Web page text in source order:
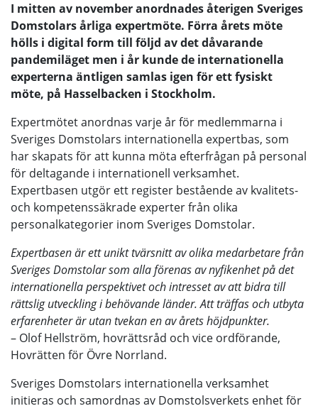
I mitten av november anordnades återigen Sveriges
Domstolars årliga expertmöte. Förra årets möte
hölls i digital form till följd av det dåvarande
pandemiläget men i år kunde de internationella
experterna äntligen samlas igen för ett fysiskt
möte, på Hasselbacken i Stockholm.
Expertmötet anordnas varje år för medlemmarna i
Sveriges Domstolars internationella expertbas, som
har skapats för att kunna möta efterfrågan på personal
för deltagande i internationell verksamhet.
Expertbasen utgör ett register bestående av kvalitets-
och kompetenssäkrade experter från olika
personalkategorier inom Sveriges Domstolar.
Expertbasen är ett unikt tvärsnitt av olika medarbetare från
Sveriges Domstolar som alla förenas av nyfikenhet på det
internationella perspektivet och intresset av att bidra till
rättslig utveckling i behövande länder. Att träffas och utbyta
erfarenheter är utan tvekan en av årets höjdpunkter.
– Olof Hellström, hovrättsråd och vice ordförande,
Hovrätten för Övre Norrland.
Sveriges Domstolars internationella verksamhet
initieras och samordnas av Domstolsverkets enhet för